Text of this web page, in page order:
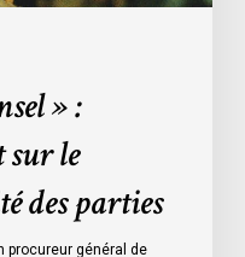
» :
le
des parties
procureur général de